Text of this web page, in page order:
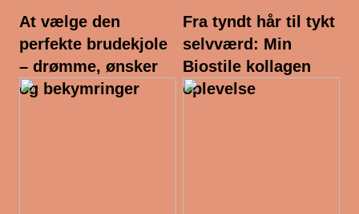
At vælge den
perfekte brudekjole
– drømme, ønsker
og bekymringer
Fra tyndt hår til tykt
selvværd: Min
Biostile kollagen
oplevelse